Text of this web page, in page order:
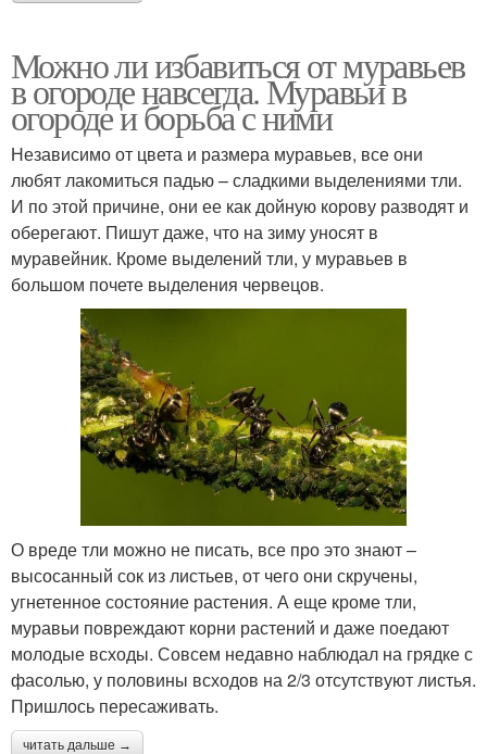
Можно ли избавиться от муравьев
в огороде навсегда. Муравьи в
огороде и борьба с ними
Независимо от цвета и размера муравьев, все они
любят лакомиться падью – сладкими выделениями тли.
И по этой причине, они ее как дойную корову разводят и
оберегают. Пишут даже, что на зиму уносят в
муравейник. Кроме выделений тли, у муравьев в
большом почете выделения червецов.
О вреде тли можно не писать, все про это знают –
высосанный сок из листьев, от чего они скручены,
угнетенное состояние растения. А еще кроме тли,
муравьи повреждают корни растений и даже поедают
молодые всходы. Совсем недавно наблюдал на грядке с
фасолью, у половины всходов на 2/3 отсутствуют листья.
Пришлось пересаживать.
читать дальше →